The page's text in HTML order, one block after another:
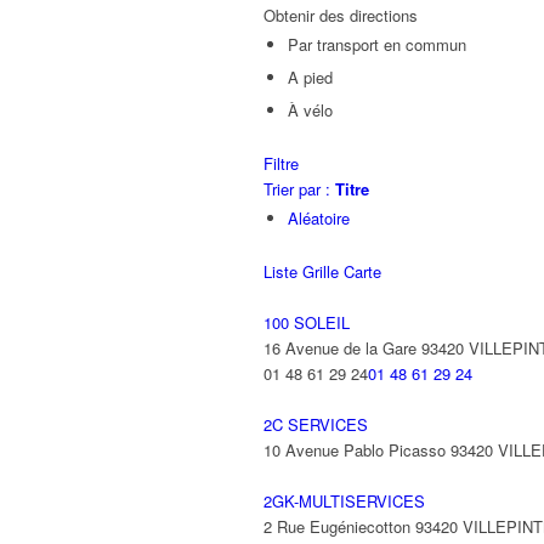
Obtenir des directions
Par transport en commun
A pied
À vélo
Filtre
Trier par : Titre
Aléatoire
Liste Grille Carte
100 SOLEIL
16 Avenue de la Gare 93420
01 48 61 29 2401 48 61 29 24
2C SERVICES
10 Avenue Pablo Picasso 93420
2GK-MULTISERVICES
2 Rue Eugéniecotton 93420